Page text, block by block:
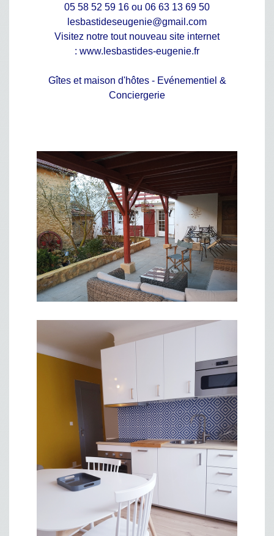
05 58 52 59 16 ou 06 63 13 69 50
lesbastideseugenie@gmail.com
Visitez notre tout nouveau site internet
: www.lesbastides-eugenie.fr
Gîtes et maison d'hôtes - Evénementiel &
Conciergerie